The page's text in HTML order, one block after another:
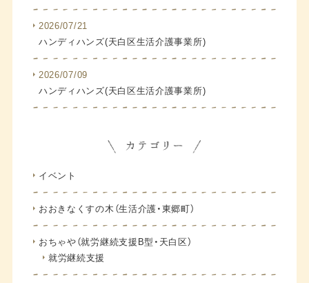
2026/07/21
ハンディハンズ(天白区生活介護事業所)
2026/07/09
ハンディハンズ(天白区生活介護事業所)
イベント
おおきなくすの木（生活介護・東郷町）
おちゃや（就労継続支援B型・天白区）
就労継続支援